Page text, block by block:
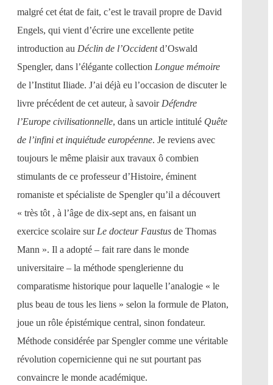
malgré cet état de fait, c’est le travail propre de David
Engels, qui vient d’écrire une excellente petite
introduction au Déclin de l’Occidentd’Oswald
Spengler, dans l’élégante collection Longue mémoire
de l’Institut Iliade. J’ai déjà eu l’occasion de discuter le
livre précédent de cet auteur, à savoirDéfendre
l’Europe civilisationnelle, dans un article intitulé Quête
de l’infini et inquiétude européenne. Je reviens avec
toujours le même plaisir aux travaux ô combien
stimulants de ce professeur d’Histoire, éminent
romaniste et spécialiste de Spengler qu’il a découvert
« très tôt , à l’âge de dix-sept ans, en faisant un
exercice scolaire surLe docteur Faustus de Thomas
Mann ». Il a adopté – fait rare dans le monde
universitaire – la méthode spenglerienne du
comparatisme historique pour laquelle l’analogie « le
plus beau de tous les liens » selon la formule de Platon,
joue un rôle épistémique central, sinon fondateur.
Méthode considérée par Spengler comme une véritable
révolution copernicienne qui ne sut pourtant pas
convaincre le monde académique.